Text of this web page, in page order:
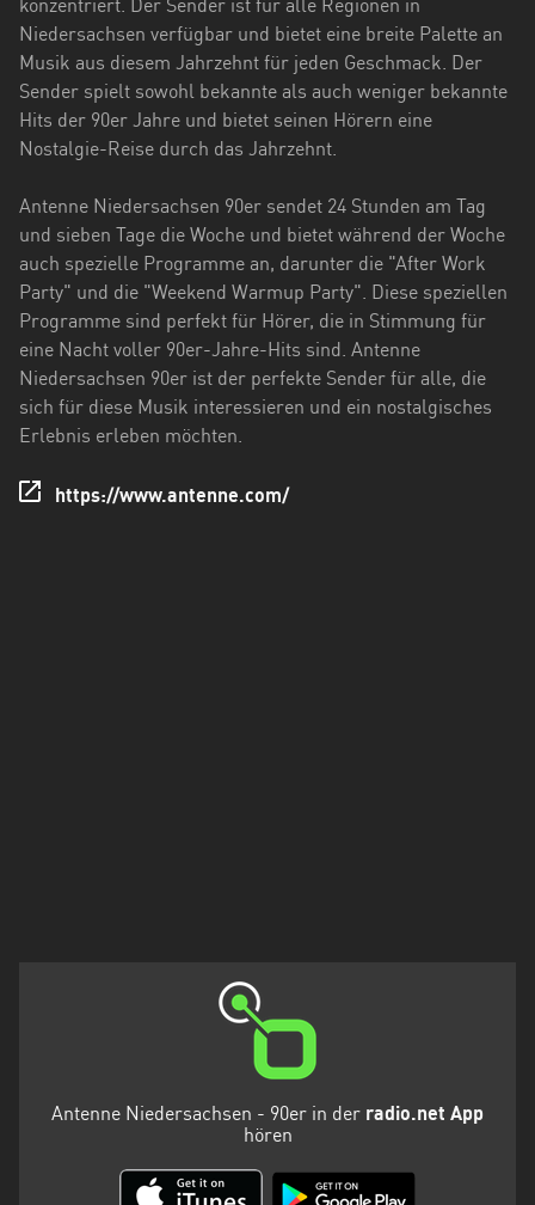
Nordrhein-
Westfalen
Rheinland-
Pfalz
Sachsen-
Anhalt
Schleswig-
Holstein
Thüringen
konzentriert. Der Sender ist für alle Regionen in
Niedersachsen verfügbar und bietet eine breite Palette an
Musik aus diesem Jahrzehnt für jeden Geschmack. Der
Sender spielt sowohl bekannte als auch weniger bekannte
Hits der 90er Jahre und bietet seinen Hörern eine
Nostalgie-Reise durch das Jahrzehnt.
Antenne Niedersachsen 90er sendet 24 Stunden am Tag
und sieben Tage die Woche und bietet während der Woche
auch spezielle Programme an, darunter die "After Work
Party" und die "Weekend Warmup Party". Diese speziellen
Programme sind perfekt für Hörer, die in Stimmung für
eine Nacht voller 90er-Jahre-Hits sind. Antenne
Niedersachsen 90er ist der perfekte Sender für alle, die
sich für diese Musik interessieren und ein nostalgisches
Erlebnis erleben möchten.
https://www.antenne.com/
Antenne Niedersachsen - 90er in der radio.net App
hören